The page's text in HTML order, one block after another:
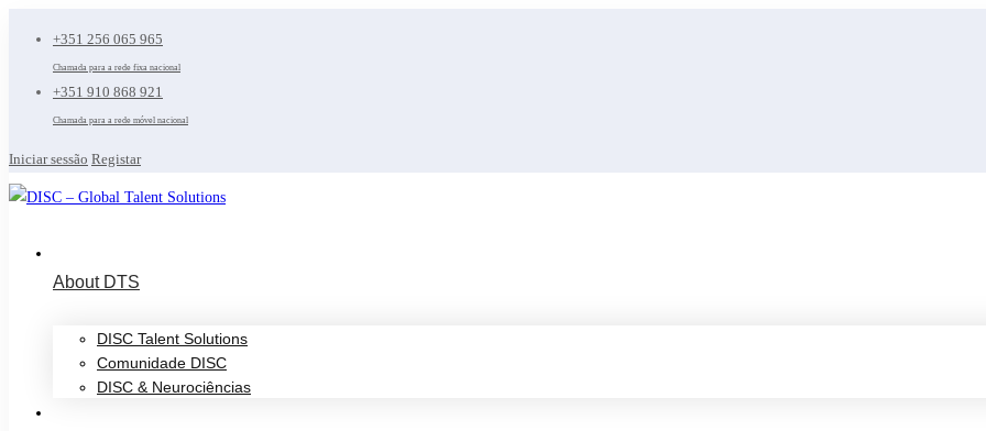
+351 256 065 965
Chamada para a rede fixa nacional
+351 910 868 921
Chamada para a rede móvel nacional
Iniciar sessão Registar
About DTS
DISC Talent Solutions
Comunidade DISC
DISC & Neurociências